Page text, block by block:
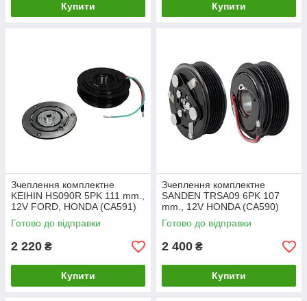
Купити Купити
Зчеплення комплектне
KEIHIN HS090R 5PK 111 mm.,
12V FORD, HONDA (CA591)
Готово до відправки
2 220 ₴
Купити
Зчеплення комплектне
SANDEN TRSA09 6PK 107
mm., 12V HONDA (CA590)
Готово до відправки
2 400 ₴
Купити